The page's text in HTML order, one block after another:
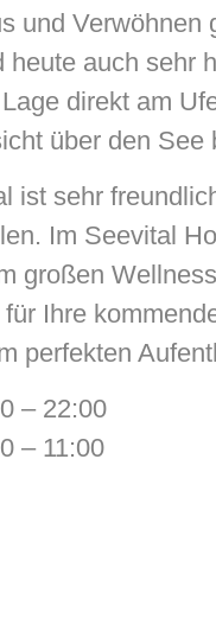
und
heute auch sehr
direkt am
über den
ist sehr
Im Seevital
großen
Ihre
perfekten
– 22:00
– 11:00